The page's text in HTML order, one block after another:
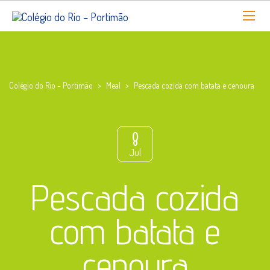
Colégio do Rio - Portimão > Meal > Pescada cozida com batata e cenoura
8
Jul
Pescada cozida
com batata e